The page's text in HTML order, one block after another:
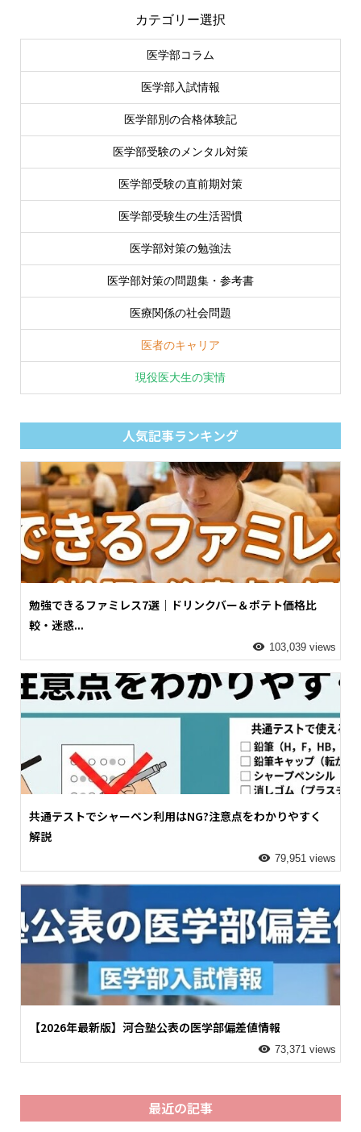
カテゴリー選択
医学部コラム
医学部入試情報
医学部別の合格体験記
医学部受験のメンタル対策
医学部受験の直前期対策
医学部受験生の生活習慣
医学部対策の勉強法
医学部対策の問題集・参考書
医療関係の社会問題
医者のキャリア
現役医大生の実情
人気記事ランキング
勉強できるファミレス7選｜ドリンクバー＆ポテト価格比
較・迷惑...
103,039 views
共通テストでシャーペン利用はNG?注意点をわかりやすく
解説
79,951 views
【2026年最新版】河合塾公表の医学部偏差値情報
73,371 views
最近の記事